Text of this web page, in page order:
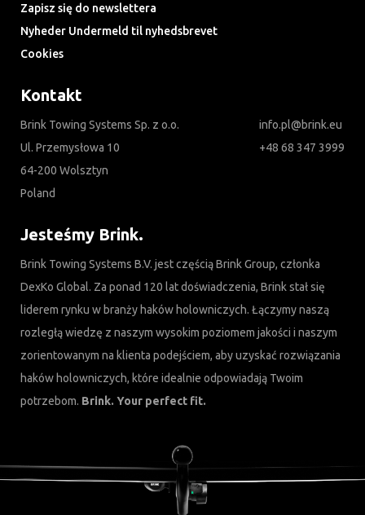
Zapisz się do newslettera
Nyheder Undermeld til nyhedsbrevet
Cookies
Kontakt
Brink Towing Systems Sp. z o.o.
Ul. Przemysłowa 10
64-200 Wolsztyn
Poland
info.pl@brink.eu
+48 68 347 3999
Jesteśmy Brink.
Brink Towing Systems B.V. jest częścią Brink Group, członka
DexKo Global. Za ponad 120 lat doświadczenia, Brink stał się
liderem rynku w branży haków holowniczych. Łączymy naszą
rozległą wiedzę z naszym wysokim poziomem jakości i naszym
zorientowanym na klienta podejściem, aby uzyskać rozwiązania
haków holowniczych, które idealnie odpowiadają Twoim
potrzebom. Brink. Your perfect fit.